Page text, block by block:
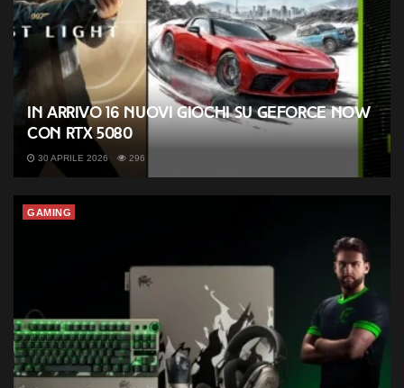
In arrivo 16 nuovi giochi su GeForce NOW
con RTX 5080
30 APRILE 2026 296
GAMING